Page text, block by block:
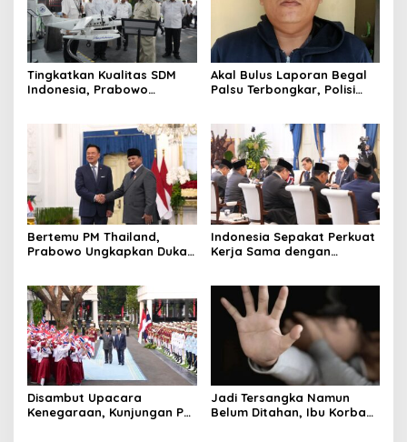
Tingkatkan Kualitas SDM
Indonesia, Prabowo
Terbaik Dunia
Akal Bulus Laporan Begal
Palsu Terbongkar, Polisi
Bertemu PM Thailand,
Prabowo Ungkapkan Duka
Raja Thailand
Indonesia Sepakat Perkuat
Kerja Sama dengan
Disambut Upacara
Kenegaraan, Kunjungan PM
Jadi Tersangka Namun
Belum Ditahan, Ibu Korban